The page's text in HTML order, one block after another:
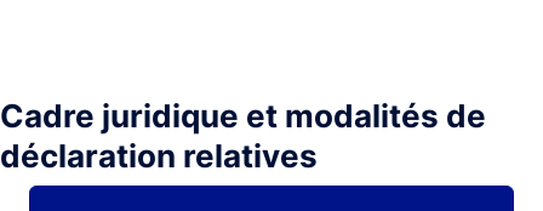
Cadre juridique et modalités de
déclaration relatives